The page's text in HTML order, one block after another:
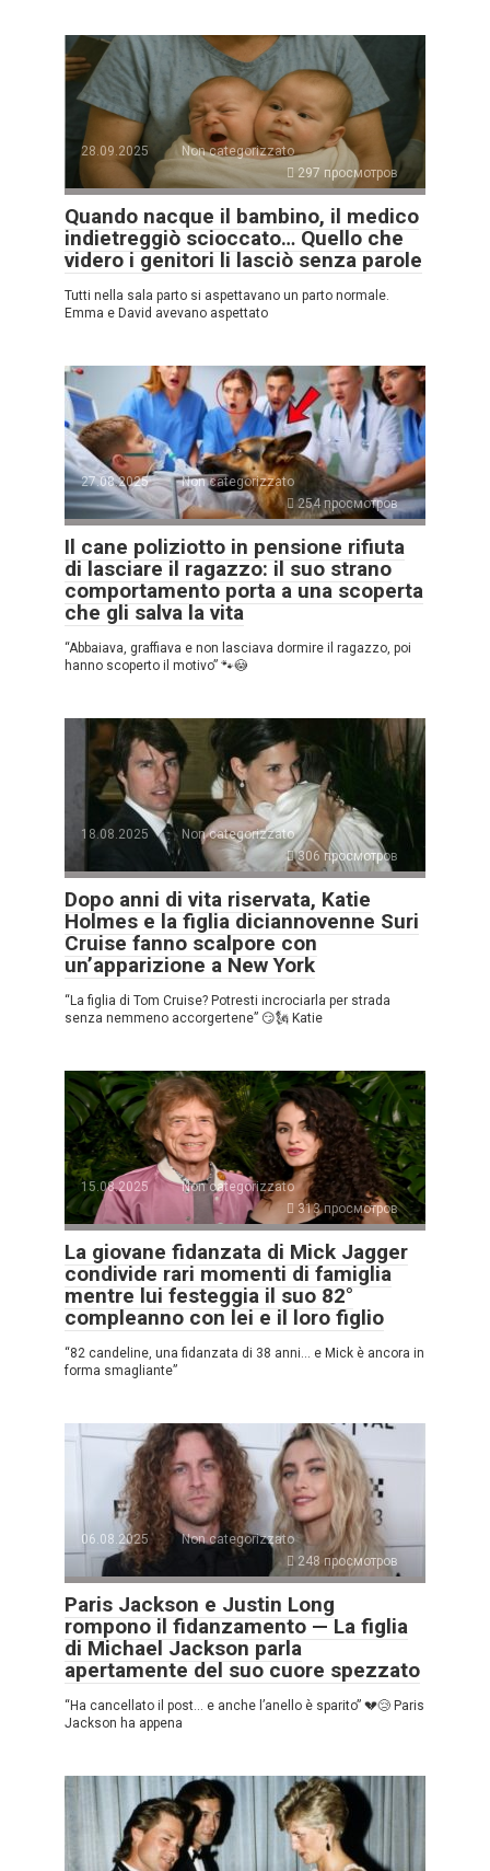
28.09.2025
Non categorizzato
297 просмотров
Quando nacque il bambino, il medico
indietreggiò scioccato… Quello che
videro i genitori li lasciò senza parole
Tutti nella sala parto si aspettavano un parto normale.
Emma e David avevano aspettato
27.08.2025
Non categorizzato
254 просмотров
Il cane poliziotto in pensione rifiuta
di lasciare il ragazzo: il suo strano
comportamento porta a una scoperta
che gli salva la vita
“Abbaiava, graffiava e non lasciava dormire il ragazzo, poi
hanno scoperto il motivo” 🐾😳
18.08.2025
Non categorizzato
306 просмотров
Dopo anni di vita riservata, Katie
Holmes e la figlia diciannovenne Suri
Cruise fanno scalpore con
un’apparizione a New York
“La figlia di Tom Cruise? Potresti incrociarla per strada
senza nemmeno accorgertene” 😏🗽 Katie
15.08.2025
Non categorizzato
313 просмотров
La giovane fidanzata di Mick Jagger
condivide rari momenti di famiglia
mentre lui festeggia il suo 82°
compleanno con lei e il loro figlio
“82 candeline, una fidanzata di 38 anni… e Mick è ancora in
forma smagliante”
06.08.2025
Non categorizzato
248 просмотров
Paris Jackson e Justin Long
rompono il fidanzamento — La figlia
di Michael Jackson parla
apertamente del suo cuore spezzato
“Ha cancellato il post… e anche l’anello è sparito” 💔😢 Paris
Jackson ha appena